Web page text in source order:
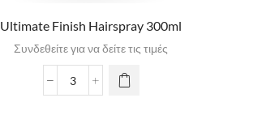
Ultimate Finish Hairspray 300ml
Συνδεθείτε για να δείτε τις τιμές